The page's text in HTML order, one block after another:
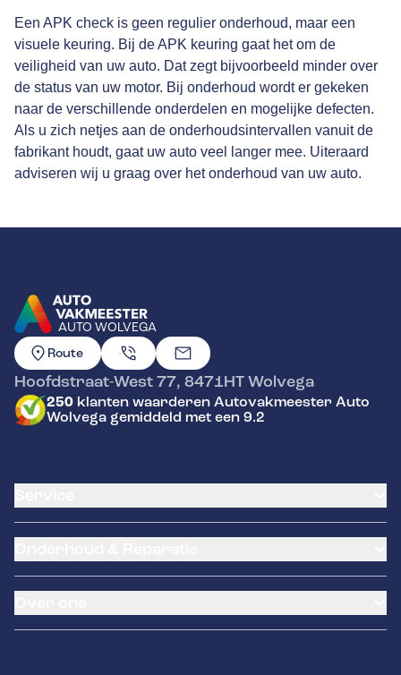
Een APK check is geen regulier onderhoud, maar een
visuele keuring. Bij de APK keuring gaat het om de
veiligheid van uw auto. Dat zegt bijvoorbeeld minder over
de status van uw motor. Bij onderhoud wordt er gekeken
naar de verschillende onderdelen en mogelijke defecten.
Als u zich netjes aan de onderhoudsintervallen vanuit de
fabrikant houdt, gaat uw auto veel langer mee. Uiteraard
adviseren wij u graag over het onderhoud van uw auto.
AUTO WOLVEGA
GA NAAR DE HOMEPAGINA
Route
Hoofdstraat-West 77, 8471HTWolvega
250 klanten waarderen Autovakmeester Auto
Wolvega gemiddeld met een 9.2
Banden service
Pechhulp
Schade en reparatie